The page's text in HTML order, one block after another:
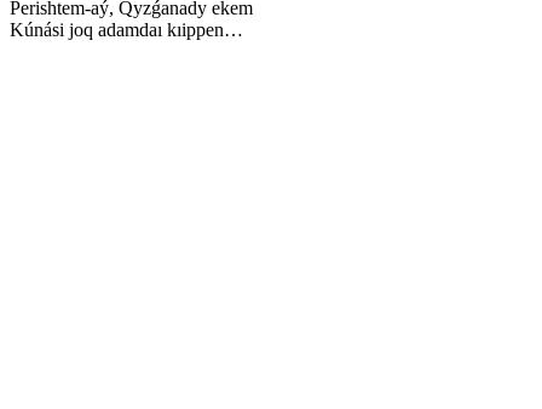
Perishtem-aý, Qyzǵanady ekem
Kúnási joq adamdaı kıippen…